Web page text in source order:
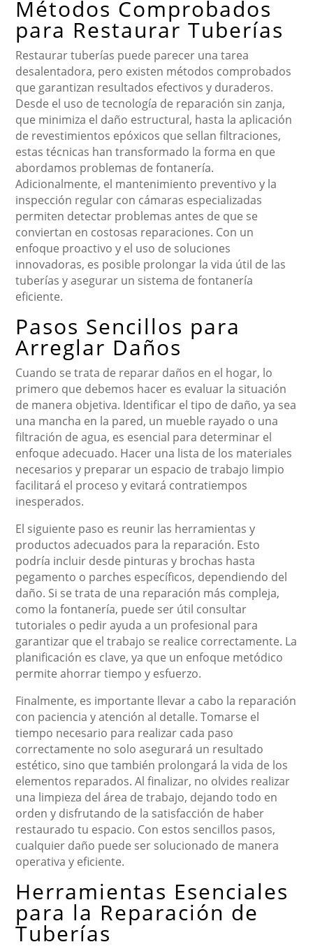
Métodos Comprobados
para Restaurar Tuberías
Restaurar tuberías puede parecer una tarea
desalentadora, pero existen métodos comprobados
que garantizan resultados efectivos y duraderos.
Desde el uso de tecnología de reparación sin zanja,
que minimiza el daño estructural, hasta la aplicación
de revestimientos epóxicos que sellan filtraciones,
estas técnicas han transformado la forma en que
abordamos problemas de fontanería.
Adicionalmente, el mantenimiento preventivo y la
inspección regular con cámaras especializadas
permiten detectar problemas antes de que se
conviertan en costosas reparaciones. Con un
enfoque proactivo y el uso de soluciones
innovadoras, es posible prolongar la vida útil de las
tuberías y asegurar un sistema de fontanería
eficiente.
Pasos Sencillos para
Arreglar Daños
Cuando se trata de reparar daños en el hogar, lo
primero que debemos hacer es evaluar la situación
de manera objetiva. Identificar el tipo de daño, ya sea
una mancha en la pared, un mueble rayado o una
filtración de agua, es esencial para determinar el
enfoque adecuado. Hacer una lista de los materiales
necesarios y preparar un espacio de trabajo limpio
facilitará el proceso y evitará contratiempos
inesperados.
El siguiente paso es reunir las herramientas y
productos adecuados para la reparación. Esto
podría incluir desde pinturas y brochas hasta
pegamento o parches específicos, dependiendo del
daño. Si se trata de una reparación más compleja,
como la fontanería, puede ser útil consultar
tutoriales o pedir ayuda a un profesional para
garantizar que el trabajo se realice correctamente. La
planificación es clave, ya que un enfoque metódico
permite ahorrar tiempo y esfuerzo.
Finalmente, es importante llevar a cabo la reparación
con paciencia y atención al detalle. Tomarse el
tiempo necesario para realizar cada paso
correctamente no solo asegurará un resultado
estético, sino que también prolongará la vida de los
elementos reparados. Al finalizar, no olvides realizar
una limpieza del área de trabajo, dejando todo en
orden y disfrutando de la satisfacción de haber
restaurado tu espacio. Con estos sencillos pasos,
cualquier daño puede ser solucionado de manera
operativa y eficiente.
Herramientas Esenciales
para la Reparación de
Tuberías